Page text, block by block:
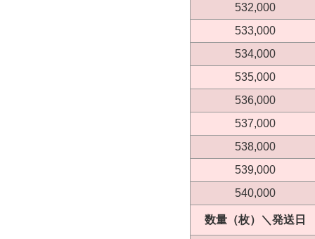
532,000
533,000
534,000
535,000
536,000
537,000
538,000
539,000
540,000
数量（枚）＼発送日